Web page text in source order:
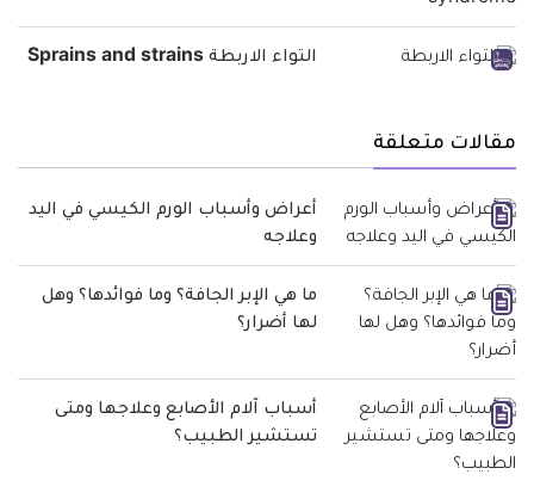
التواء الاربطة Sprains and strains
مقالات متعلقة
أعراض وأسباب الورم الكيسي في اليد
وعلاجه
ما هي الإبر الجافة؟ وما فوائدها؟ وهل
لها أضرار؟
أسباب آلام الأصابع وعلاجها ومتى
تستشير الطبيب؟